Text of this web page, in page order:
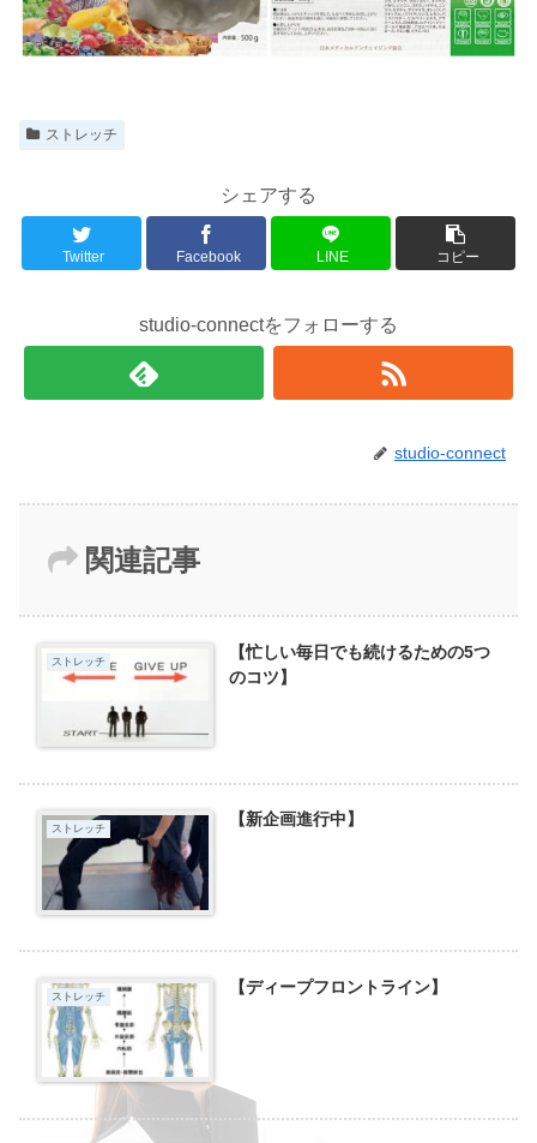
ストレッチ
シェアする
Twitter Facebook LINE コピー
studio-connectをフォローする
studio-connect
関連記事
ストレッチ
【忙しい毎日でも続けるための5つ
のコツ】
ストレッチ 【新企画進行中】
ストレッチ 【ディープフロントライン】